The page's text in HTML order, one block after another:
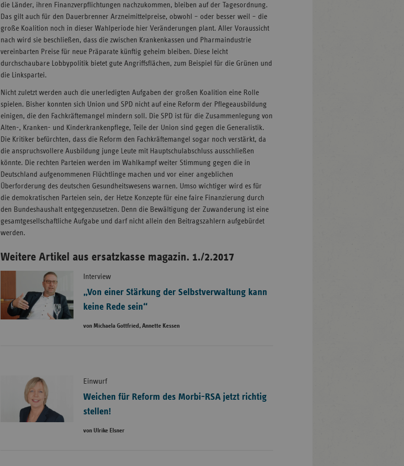
die Länder, ihren Finanzverpflichtungen nachzukommen, bleiben auf der Tagesordnung.
Das gilt auch für den Dauerbrenner Arzneimittelpreise, obwohl – oder besser weil – die
große Koalition noch in dieser Wahlperiode hier Veränderungen plant. Aller Voraussicht
nach wird sie beschließen, dass die zwischen Krankenkassen und Pharmaindustrie
vereinbarten Preise für neue Präparate künftig geheim bleiben. Diese leicht
durchschaubare Lobbypolitik bietet gute Angriffsflächen, zum Beispiel für die Grünen und
die Linkspartei.
Nicht zuletzt werden auch die unerledigten Aufgaben der großen Koalition eine Rolle
spielen. Bisher konnten sich Union und SPD nicht auf eine Reform der Pflegeausbildung
einigen, die den Fachkräftemangel mindern soll. Die SPD ist für die Zusammenlegung von
Alten-, Kranken- und Kinderkrankenpflege, Teile der Union sind gegen die Generalistik.
Die Kritiker befürchten, dass die Reform den Fachkräftemangel sogar noch verstärkt, da
die anspruchsvollere Ausbildung junge Leute mit Hauptschulabschluss ausschließen
könnte. Die rechten Parteien werden im Wahlkampf weiter Stimmung gegen die in
Deutschland aufgenommenen Flüchtlinge machen und vor einer angeblichen
Überforderung des deutschen Gesundheitswesens warnen. Umso wichtiger wird es für
die demokratischen Parteien sein, der Hetze Konzepte für eine faire Finanzierung durch
den Bundeshaushalt entgegenzusetzen. Denn die Bewältigung der Zuwanderung ist eine
gesamtgesellschaftliche Aufgabe und darf nicht allein den Beitragszahlern aufgebürdet
werden.
Weitere Artikel aus ersatzkasse magazin. 1./2.2017
Interview
„Von einer Stärkung der Selbstverwaltung kann
keine Rede sein“
von Michaela Gottfried, Annette Kessen
Einwurf
Weichen für Reform des Morbi-RSA jetzt richtig
stellen!
von Ulrike Elsner